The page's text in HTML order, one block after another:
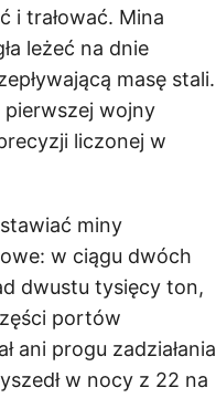
i trałować. Mina
leżeć na dnie
masę stali.
wojny
liczonej w
miny
w ciągu dwóch
dwustu tysięcy ton,
portów
ani progu zadziałania
w nocy z 22 na